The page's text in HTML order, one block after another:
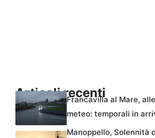
Articoli recenti
Francavilla al Mare,
meteo: temporali in
Manoppello, Solennità